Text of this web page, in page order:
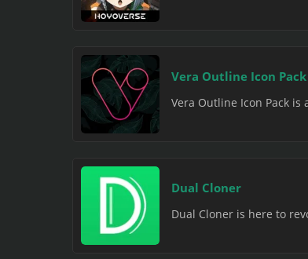
Vera Outline Icon Pack
Vera Outline Icon Pack
Dual Cloner
Dual Cloner is here to